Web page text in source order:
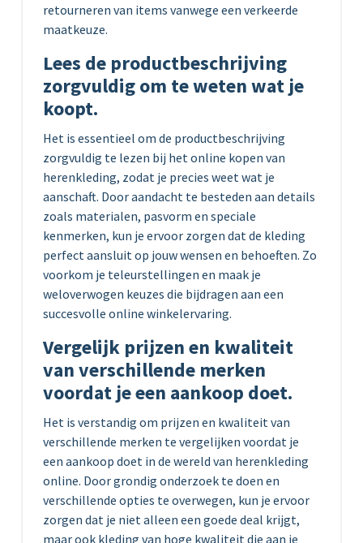
retourneren van items vanwege een verkeerde
maatkeuze.
Lees de productbeschrijving
zorgvuldig om te weten wat je
koopt.
Het is essentieel om de productbeschrijving
zorgvuldig te lezen bij het online kopen van
herenkleding, zodat je precies weet wat je
aanschaft. Door aandacht te besteden aan details
zoals materialen, pasvorm en speciale
kenmerken, kun je ervoor zorgen dat de kleding
perfect aansluit op jouw wensen en behoeften. Zo
voorkom je teleurstellingen en maak je
weloverwogen keuzes die bijdragen aan een
succesvolle online winkelervaring.
Vergelijk prijzen en kwaliteit
van verschillende merken
voordat je een aankoop doet.
Het is verstandig om prijzen en kwaliteit van
verschillende merken te vergelijken voordat je
een aankoop doet in de wereld van herenkleding
online. Door grondig onderzoek te doen en
verschillende opties te overwegen, kun je ervoor
zorgen dat je niet alleen een goede deal krijgt,
maar ook kleding van hoge kwaliteit die aan je